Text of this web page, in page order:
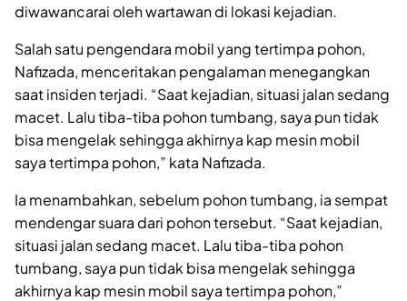
diwawancarai oleh wartawan di lokasi kejadian.
Salah satu pengendara mobil yang tertimpa pohon,
Nafizada, menceritakan pengalaman menegangkan
saat insiden terjadi. “Saat kejadian, situasi jalan sedang
macet. Lalu tiba-tiba pohon tumbang, saya pun tidak
bisa mengelak sehingga akhirnya kap mesin mobil
saya tertimpa pohon,” kata Nafizada.
Ia menambahkan, sebelum pohon tumbang, ia sempat
mendengar suara dari pohon tersebut. “Saat kejadian,
situasi jalan sedang macet. Lalu tiba-tiba pohon
tumbang, saya pun tidak bisa mengelak sehingga
akhirnya kap mesin mobil saya tertimpa pohon,”